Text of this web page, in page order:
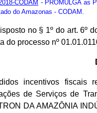
CODAM - PROMULGA as
do Amazonas - CODAM.
no § 1º do art. 6º
do processo nº
incentivos fiscais
de Serviços de
DA AMAZÔNIA